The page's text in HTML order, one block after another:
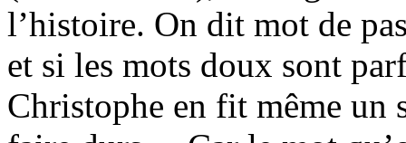
l’histoire. On dit mot de
et si les mots doux sont
Christophe en fit même un